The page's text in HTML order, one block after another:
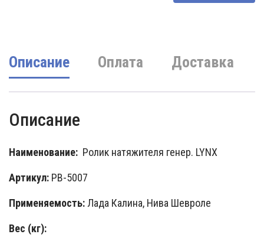
Описание Оплата Доставка
Описание
Наименование: Ролик натяжителя генер. LYNX
Артикул: PB-5007
Применяемость: Лада Калина, Нива Шевроле
Вес (кг):